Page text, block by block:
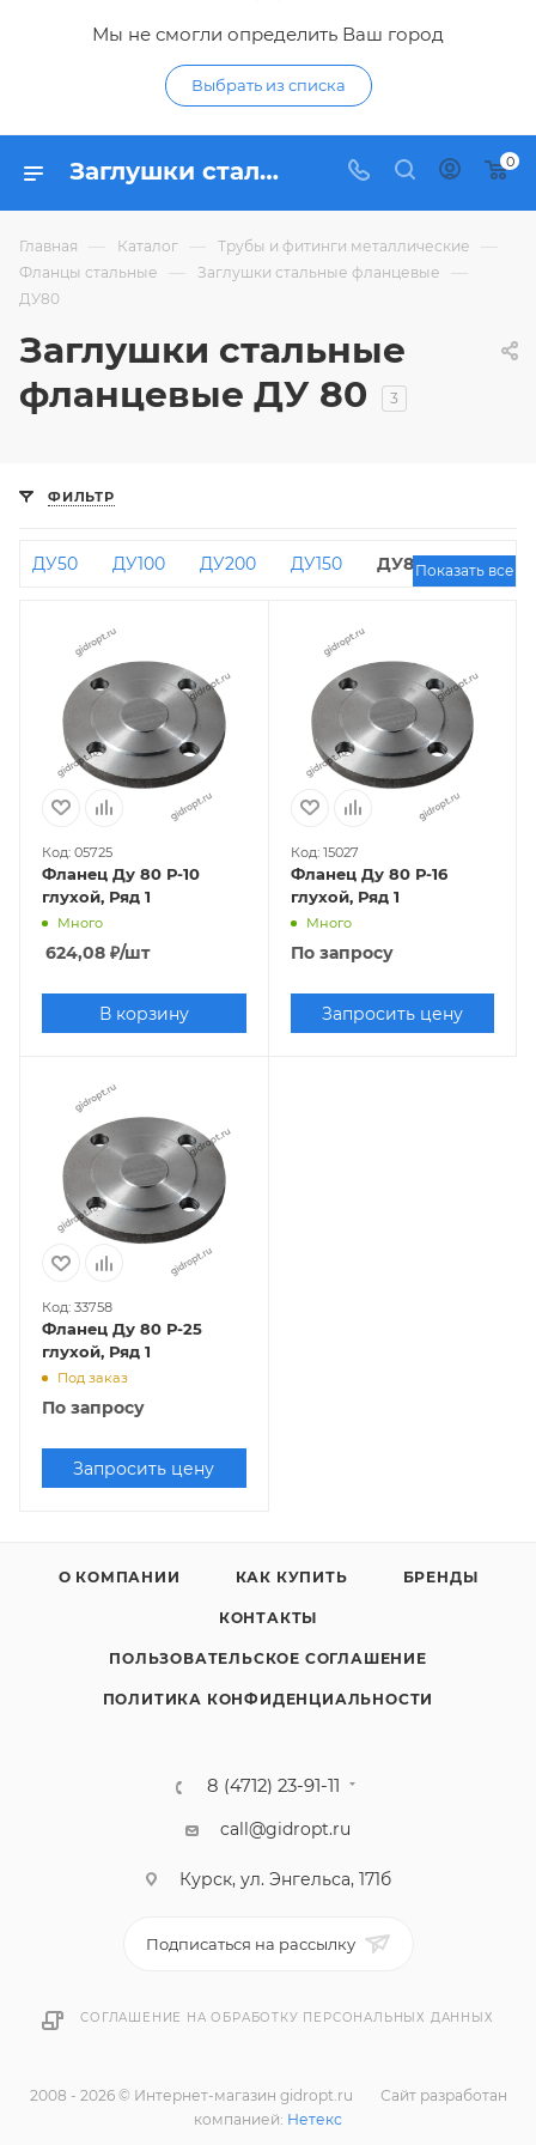
Мы не смогли определить Ваш город
Выбрать из списка
Заглушки стальные фланцевые ДУ80 - купить глухой фланец ДУ 80 мм из стали по низким ценам в интернет-магазине Гидропромтехника в Курске 0
Главная — Каталог — Трубы и фитинги металлические —
Фланцы стальные — Заглушки стальные фланцевые —
ДУ80
Заглушки стальные
фланцевые ДУ 80
3
ФИЛЬТР
ДУ50 ДУ100 ДУ200 ДУ150
ДУ80Показать все
Код: 05725
Фланец Ду 80 Р-10
глухой, Ряд 1
Много
624,08 ₽/шт
В корзину
Код: 15027
Фланец Ду 80 Р-16
глухой, Ряд 1
Много
По запросу
Запросить цену
Код: 33758
Фланец Ду 80 Р-25
глухой, Ряд 1
Под заказ
По запросу
Запросить цену
О КОМПАНИИ КАК КУПИТЬ БРЕНДЫ
КОНТАКТЫ
ПОЛЬЗОВАТЕЛЬСКОЕ СОГЛАШЕНИЕ
ПОЛИТИКА КОНФИДЕНЦИАЛЬНОСТИ
8 (4712) 23-91-11
call@gidropt.ru
Курск, ул. Энгельса, 171б
Подписаться на рассылку
СОГЛАШЕНИЕ НА ОБРАБОТКУ ПЕРСОНАЛЬНЫХ ДАННЫХ
2008 - 2026 © Интернет-магазин gidropt.ru
Сайт разработан
компанией: Нетекс